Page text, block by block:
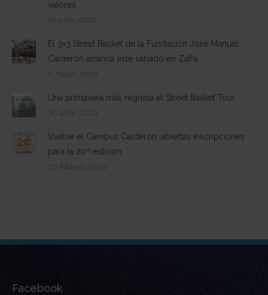
valores
10 julio, 2026
El 3×3 Street Basket de la Fundación José Manuel
Calderón arranca este sábado en Zafra
6 mayo, 2026
Una primavera más regresa el Street Basket Tour
30 abril, 2026
Vuelve el Campus Calderón: abiertas inscripciones
para la 20ª edición
Facebook